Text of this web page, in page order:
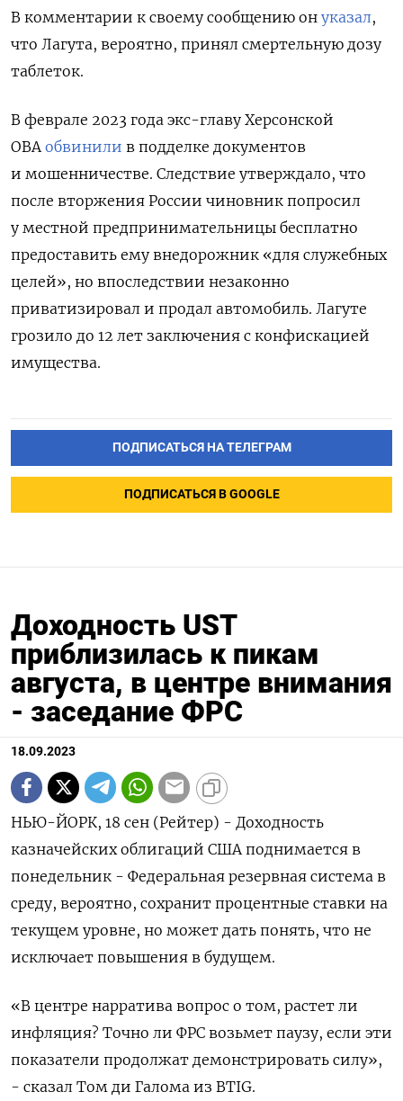
В комментарии к своему сообщению он указал,
что Лагута, вероятно, принял смертельную дозу
таблеток.
В феврале 2023 года экс-главу Херсонской
ОВАобвинили в подделке документов
и мошенничестве. Следствие утверждало, что
после вторжения России чиновник попросил
у местной предпринимательницы бесплатно
предоставить ему внедорожник «для служебных
целей», но впоследствии незаконно
приватизировал и продал автомобиль. Лагуте
грозило до 12 лет заключения с конфискацией
имущества.
ПОДПИСАТЬСЯ НА ТЕЛЕГРАМ
ПОДПИСАТЬСЯ В GOOGLE
Доходность UST
приблизилась к пикам
августа, в центре внимания
- заседание ФРС
18.09.2023
НЬЮ-ЙОРК, 18 сен (Рейтер) - Доходность
казначейских облигаций США поднимается в
понедельник - Федеральная резервная система в
среду, вероятно, сохранит процентные ставки на
текущем уровне, но может дать понять, что не
исключает повышения в будущем.
«В центре нарратива вопрос о том, растет ли
инфляция? Точно ли ФРС возьмет паузу, если эти
показатели продолжат демонстрировать силу»,
- сказал Том ди Галома из BTIG.